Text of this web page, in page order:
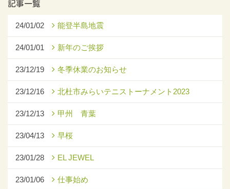
記事一覧
24/01/02 能登半島地震
24/01/01 新年のご挨拶
23/12/19 冬季休業のお知らせ
23/12/16 北杜市みらいテニストーナメント2023
23/12/13 甲州 青葉
23/04/13 早桜
23/01/28 EL JEWEL
23/01/06 仕事始め